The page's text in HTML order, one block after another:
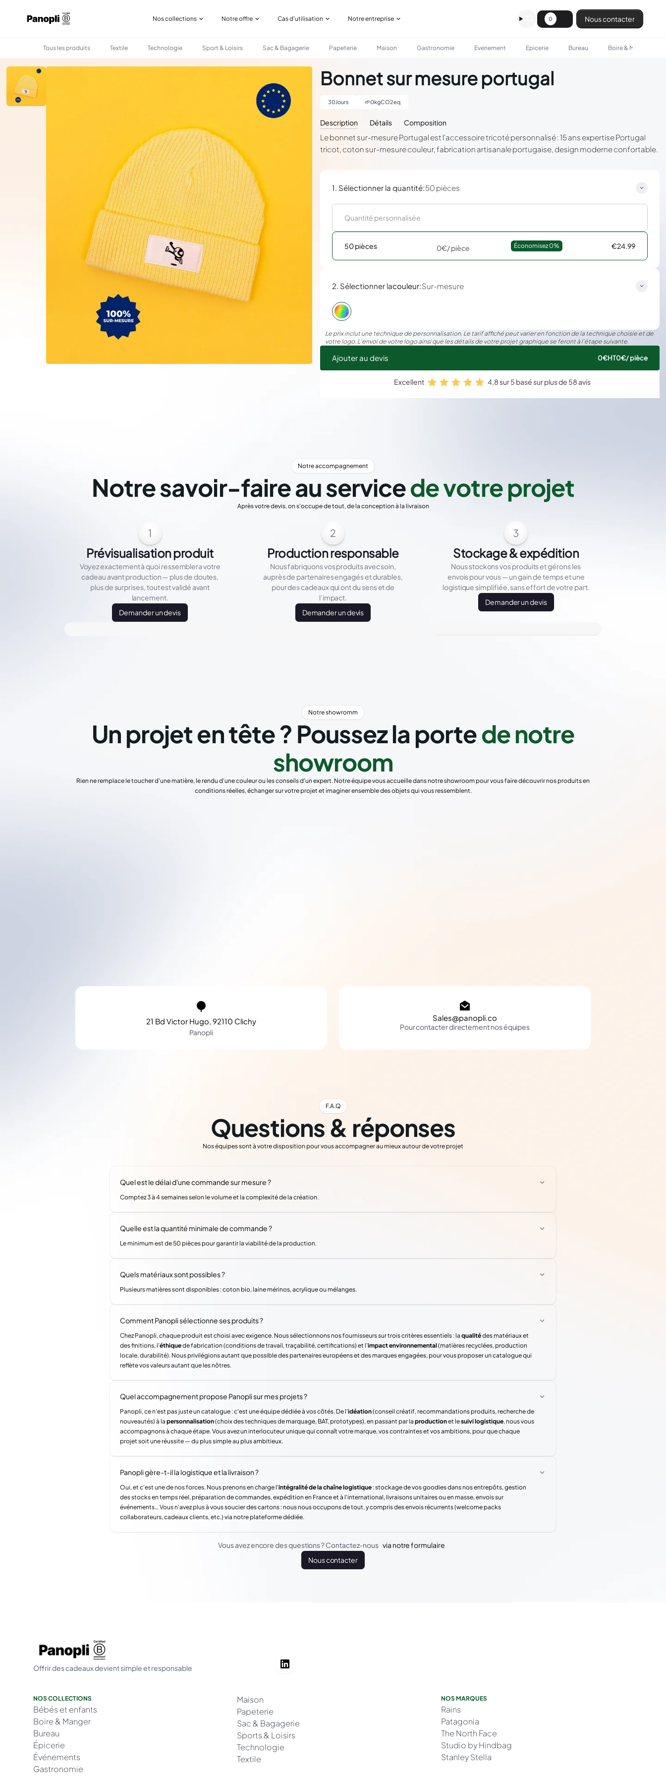
Nos collections Notre offre Cas d'utilisation Notre entreprise 0 Nous contacter
Tous les produits Textile Technologie Sport & Loisirs Sac & Bagagerie Papeterie Maison Gastronomie Evenement Epicerie Bureau Boire & Manger
TEXTILE BONNET SUR MESURE PORTUGAL
Bonnet sur mesure portugal
30Jours 🌱0kgCO2eq
Description Détails Composition
Le bonnet sur-mesure Portugal est l'accessoire tricoté personnalisé : 15 ans expertise Portugal
tricot, coton sur-mesure couleur, fabrication artisanale portugaise, design moderne confortable.
1. Sélectionner la quantité:50 pièces
50 pièces 0€/ pièce Économisez 0% €24.99
2. Sélectionner lacouleur:Sur-mesure
Le prix inclut une technique de personnalisation. Le tarif affiché peut varier en fonction de la technique choisie et de
votre logo. L’envoi de votre logo ainsi que les détails de votre projet graphique se feront à l’étape suivante.
Ajouter au devis 0€HT0€/ pièce
Excellent 4,8 sur 5 basé sur plus de 58 avis
Notre accompagnement
Notre savoir-faire au servicede votre projet
Après votre devis, on s'occupe de tout, de la conception à la livraison
1
Prévisualisation produit
Voyez exactement à quoi ressemblera votre
cadeau avant production — plus de doutes,
plus de surprises, tout est validé avant
lancement.
Demander un devis
2
Production responsable
Nous fabriquons vos produits avec soin,
auprès de partenaires engagés et durables,
pour des cadeaux qui ont du sens et de
l’impact.
Demander un devis
3
Stockage & expédition
Nous stockons vos produits et gérons les
envois pour vous — un gain de temps et une
logistique simplifiée, sans effort de votre part.
Demander un devis
Notre showromm
Un projet en tête ? Poussez la portede notre
showroom
Rien ne remplace le toucher d'une matière, le rendu d'une couleur ou les conseils d'un expert. Notre équipe vous accueille dans notre showroom pour vous faire découvrir nos produits en
conditions réelles, échanger sur votre projet et imaginer ensemble des objets qui vous ressemblent.
21 Bd Victor Hugo, 92110 Clichy
Panopli
Sales@panopli.co
Pour contacter directement nos équipes
F.A.Q
Questions & réponses
Nos équipes sont à votre disposition pour vous accompagner au mieux autour de votre projet
Quel est le délai d'une commande sur mesure ?
Comptez 3 à 4 semaines selon le volume et la complexité de la création.
Quelle est la quantité minimale de commande ?
Le minimum est de 50 pièces pour garantir la viabilité de la production.
Quels matériaux sont possibles ?
Plusieurs matières sont disponibles : coton bio, laine mérinos, acrylique ou mélanges.
Comment Panopli sélectionne ses produits ?
Chez Panopli, chaque produit est choisi avec exigence. Nous sélectionnons nos fournisseurs sur trois critères essentiels : la qualitédes matériaux et
des finitions, l'éthiquede fabrication (conditions de travail, traçabilité, certifications) et l'impact environnemental(matières recyclées, production
locale, durabilité). Nous privilégions autant que possible des partenaires européens et des marques engagées, pour vous proposer un catalogue qui
reflète vos valeurs autant que les nôtres.
Quel accompagnement propose Panopli sur mes projets ?
Panopli, ce n'est pas juste un catalogue : c'est une équipe dédiée à vos côtés. De l'idéation(conseil créatif, recommandations produits, recherche de
nouveautés) à la personnalisation(choix des techniques de marquage, BAT, prototypes), en passant par la productionet lesuivi logistique, nous vous
accompagnons à chaque étape. Vous avez un interlocuteur unique qui connaît votre marque, vos contraintes et vos ambitions, pour que chaque
projet soit une réussite — du plus simple au plus ambitieux.
Panopli gère-t-il la logistique et la livraison ?
Oui, et c'est une de nos forces. Nous prenons en charge l'intégralité de la chaîne logistique : stockage de vos goodies dans nos entrepôts, gestion
des stocks en temps réel, préparation de commandes, expédition en France et à l'international, livraisons unitaires ou en masse, envois sur
événements… Vous n'avez plus à vous soucier des cartons : nous nous occupons de tout, y compris des envois récurrents (welcome packs
collaborateurs, cadeaux clients, etc.) via notre plateforme dédiée.
Vous avez encore des questions ? Contactez-nous via notre formulaire
Nous contacter
Offrir des cadeaux devient simple et responsable
NOS COLLECTIONS
Bébés et enfants
Boire & Manger
Bureau
Épicerie
Événements
Gastronomie
Maison
Papeterie
Sac & Bagagerie
Sports & Loisirs
Technologie
Textile
NOS MARQUES
Rains
Patagonia
The North Face
Studio by Hindbag
Stanley Stella